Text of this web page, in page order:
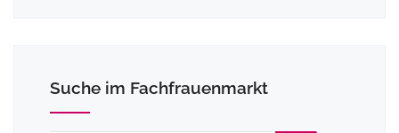
Suche im Fachfrauenmarkt